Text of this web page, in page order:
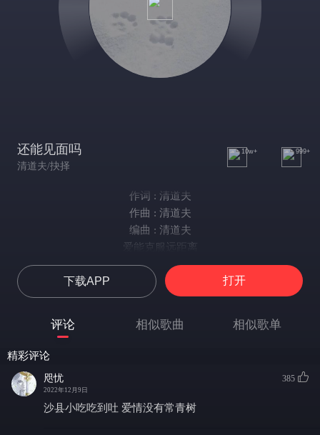
还能见面吗
清道夫/抉择
10w+ 999+
作词 : 清道夫
作曲 : 清道夫
编曲 : 清道夫
爱能克服远距离
多远都要在一起
我已经不再存在你的心里
就让我独自守着回忆
如果彩虹不会掉颜色
宁愿换个方式至少还能遥远爱着你
下载APP 打开
评论 相似歌曲 相似歌单
精彩评论
咫忧
2022年12月9日
385
沙县小吃吃到吐 爱情没有常青树